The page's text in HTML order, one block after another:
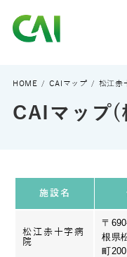
CAIとは
CAIを目指す方へ
HOME CAIマップ 松江赤
CAIマップ(
施設名
松江赤十字病
院
〒
根県
町200